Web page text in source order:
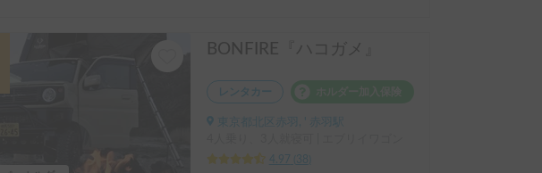
BONFIRE『ハコガメ』
レンタカー
東京都北区赤羽, ' 赤羽駅
4.97 38